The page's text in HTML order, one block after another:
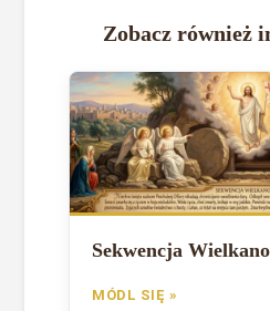
Zobacz również
Sekwencja
MÓDL SIĘ »